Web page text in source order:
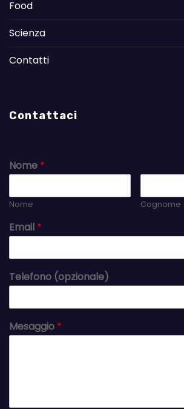
Food
Scienza
Contatti
Contattaci
Nome *
Nome Cognome
Email *
Telefono (opzionale)
Mesaggio *